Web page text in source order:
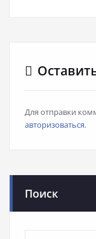
Для отправки
авторизоваться.
Поиск